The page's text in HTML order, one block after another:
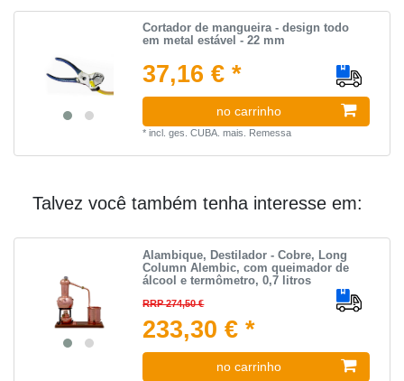
Cortador de mangueira - design todo
em metal estável - 22 mm
37,16 € *
no carrinho
*incl. ges. CUBA. mais. Remessa
Talvez você também tenha interesse em:
Alambique, Destilador - Cobre, Long
Column Alembic, com queimador de
álcool e termômetro, 0,7 litros
RRP 274,50 €
233,30 € *
no carrinho